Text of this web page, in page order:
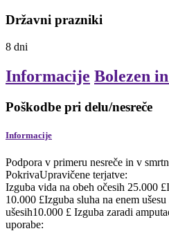
Državni prazniki
8 dni
Informacije Bolezen
Poškodbe pri delu/nesreče
Informacije
Podpora v primeru nesreče in v
PokrivaUpravičene terjatve:
Izguba vida na obeh očesih 25.000
10.000 £Izguba sluha na enem
ušesih10.000 £ Izguba zaradi
uporabe: